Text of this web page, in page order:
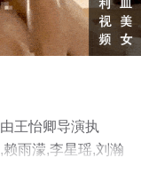
王怡卿导演执
雨濛,李星瑶,刘瀚
王珞嘉等演员精